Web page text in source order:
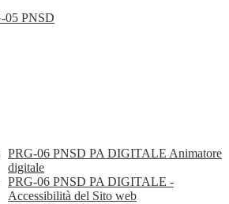
05 PNSD
PRG-06 PNSD PA DIGITALE Animatore
digitale
PRG-06 PNSD PA DIGITALE -
Accessibilità del Sito web